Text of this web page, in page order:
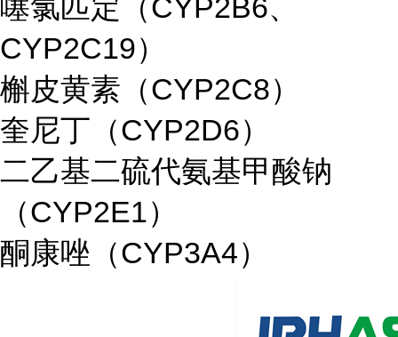
噻氯匹定（CYP2B6、
CYP2C19）
槲皮黄素（CYP2C8）
奎尼丁（CYP2D6）
二乙基二硫代氨基甲酸钠
（CYP2E1）
酮康唑（CYP3A4）